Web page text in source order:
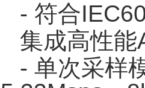
- 符合
集成高性
- 单次采样